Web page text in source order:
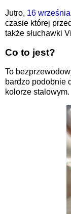
Jutro, 16 września
czasie której
także słuchawki
Co to jest?
To
bardzo podobnie
kolorze stalowym.